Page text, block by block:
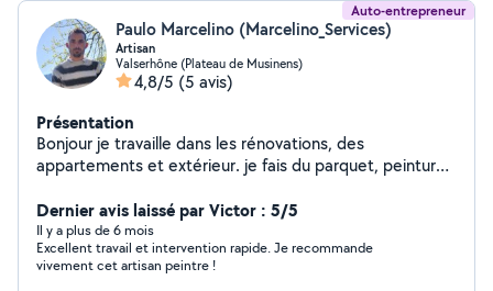
Auto-entrepreneur
Paulo Marcelino (Marcelino_Services)
Artisan
Valserhône (Plateau de Musinens)
4,8/5 (5 avis)
Présentation
Bonjour je travaille dans les rénovations, des
appartements et extérieur. je fais du parquet, peinture
Dernier avis laissé par Victor : 5/5
Il y a plus de 6 mois
Excellent travail et intervention rapide. Je recommande
vivement cet artisan peintre !